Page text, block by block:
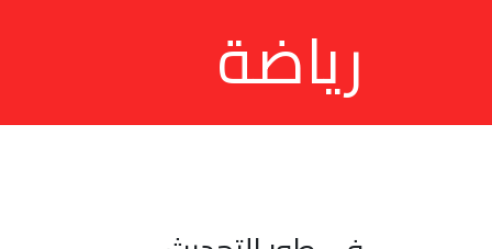
رياضة